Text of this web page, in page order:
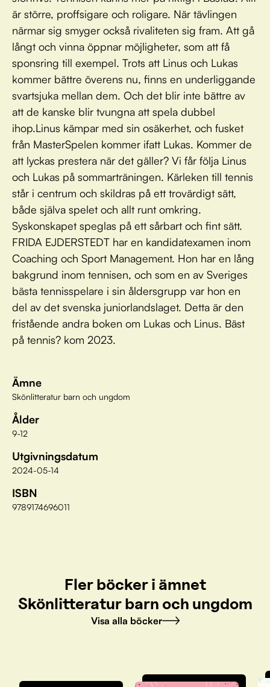
är större, proffsigare och roligare. När tävlingen
närmar sig smyger också rivaliteten sig fram. Att gå
långt och vinna öppnar möjligheter, som att få
sponsring till exempel. Trots att Linus och Lukas
kommer bättre överens nu, finns en underliggande
svartsjuka mellan dem. Och det blir inte bättre av
att de kanske blir tvungna att spela dubbel
ihop.Linus kämpar med sin osäkerhet, och fusket
från MasterSpelen kommer ifatt Lukas. Kommer de
att lyckas prestera när det gäller? Vi får följa Linus
och Lukas på sommarträningen. Kärleken till tennis
står i centrum och skildras på ett trovärdigt sätt,
både själva spelet och allt runt omkring.
Syskonskapet speglas på ett sårbart och fint sätt.
FRIDA EJDERSTEDT har en kandidatexamen inom
Coaching och Sport Management. Hon har en lång
bakgrund inom tennisen, och som en av Sveriges
bästa tennisspelare i sin åldersgrupp var hon en
del av det svenska juniorlandslaget. Detta är den
fristående andra boken om Lukas och Linus. Bäst
på tennis? kom 2023.
Ämne
Skönlitteratur barn och ungdom
Ålder
9-12
Utgivningsdatum
2024-05-14
ISBN
9789174696011
Fler böcker i ämnet
Skönlitteratur barn och ungdom
Visa alla böcker